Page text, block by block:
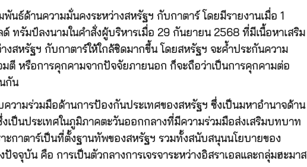
นธ์ด้านความมั่นคงระหว่างสหรัฐฯ กับกาตาร์ โดยมีรายงานเมื่อ 1
ทรัมป์ลงนามในคำสั่งผู้บริหารเมื่อ 29 กันยายน 2568 ที่มีเนื้อหาเสริม
งสหรัฐฯ กับกาตาร์ให้ใกล้ชิดมากขึ้น โดยสหรัฐฯ จะค้ำประกันความ
มตี หรือการคุกคามจากปัจจัยภายนอก ก็จะถือว่าเป็นการคุกคามต่อ
กัน
วามร่วมมือด้านการป้องกันประเทศของสหรัฐฯ ซึ่งเป็นมหาอำนาจด้าน
เป็นประเทศในภูมิภาคตะวันออกกลางที่มีความร่วมมือส่งเสริมบทบาท
ะกาตาร์เป็นที่ตั้งฐานทัพของสหรัฐฯ รวมทั้งสนับสนุนนโยบายของ
จจุบัน คือ การเป็นตัวกลางการเจรจาระหว่างอิสราเอลและกลุ่มฮะมาส